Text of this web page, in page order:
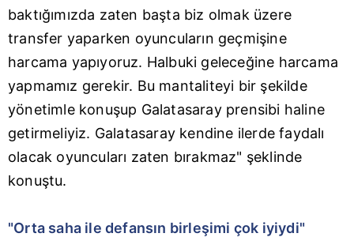
baktığımızda zaten başta biz olmak üzere
transfer yaparken oyuncuların geçmişine
harcama yapıyoruz. Halbuki geleceğine harcama
yapmamız gerekir. Bu mantaliteyi bir şekilde
yönetimle konuşup Galatasaray prensibi haline
getirmeliyiz. Galatasaray kendine ilerde faydalı
olacak oyuncuları zaten bırakmaz" şeklinde
konuştu.
"Orta saha ile defansın birleşimi çok iyiydi"